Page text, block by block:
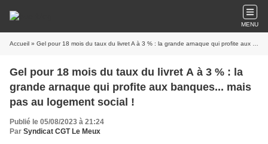
MENU
Accueil » Gel pour 18 mois du taux du livret A à 3 % : la grande arnaque qui profite aux banques... mais pas au logement social !
Gel pour 18 mois du taux du livret A à 3 % : la
grande arnaque qui profite aux banques... mais
pas au logement social !
Publié le 05/08/2023 à 21:24
Par Syndicat CGT Le Meux